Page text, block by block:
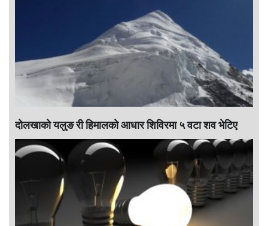
दोलखाको यलुङ री हिमालको आधार शिविरमा ५ वटा शव भेटिए